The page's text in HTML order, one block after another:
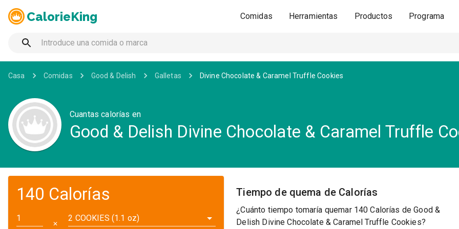
CalorieKing Comidas Herramientas Productos Programa
Casa Comidas Good & Delish Galletas Divine Chocolate & Caramel Truffle Cookies
Cuantas calorías en
Good & Delish Divine Chocolate & Caramel Truffle
140 Calorías
✕
2 COOKIES (1.1 oz)
Tiempo de quema de Calorías
¿Cuánto tiempo tomaría quemar 140 Calorías de Good &
Delish Divine Chocolate & Caramel Truffle Cookies?